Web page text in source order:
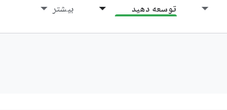
توسعه دهید بیشتر